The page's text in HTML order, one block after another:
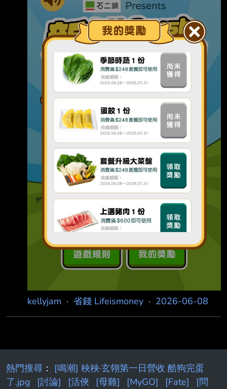
kellyjam · 省錢 Lifeismoney · 2026-06-08
熱門搜尋 ： [鳴潮] 秧秧·玄翎第一日營收 酷狗完蛋
了.jpg
[討論] [活俠 [母雞] [MyGO] [Fate]
[問